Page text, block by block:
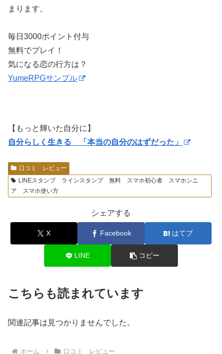
まります。
毎日3000ポイント付与
無料でプレイ！
気になる恋の行方は？
YumeRPGサンプル
【もっと輝いた自分に】
自分らしく生きる 「本当の自分のはずだった」
口コミ レビュー
LINEスタンプ ラインスタンプ 無料 スマホ初心者 スマホシニ
ア スマホ使い方
シェアする
X Facebook はてブ
LINE コピー
こちらも読まれています
関連記事は見つかりませんでした。
ホーム 口コミ レビュー